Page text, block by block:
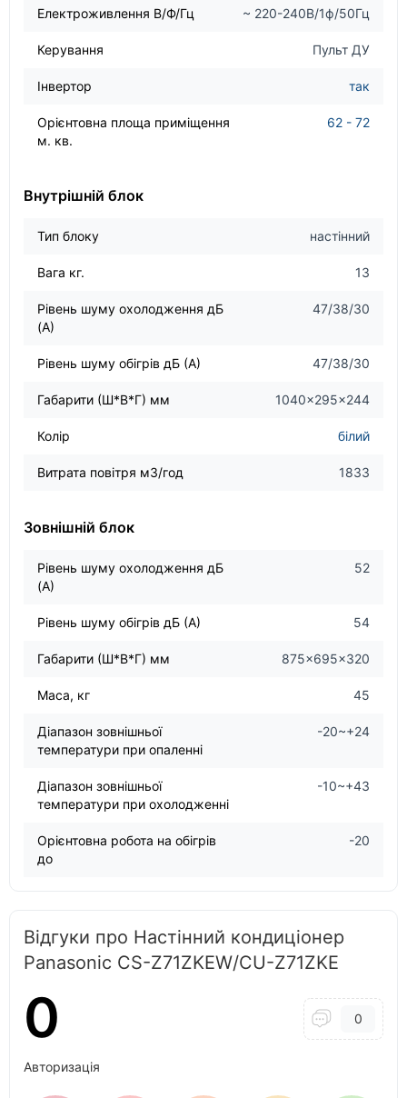
Електроживлення В/Ф/Гц ~ 220-240В/1ф/50Гц
Керування Пульт ДУ
Інвертор так
Орієнтовна площа приміщення
м. кв.
62 - 72
Внутрішній блок
Тип блоку настінний
Вага кг. 13
Рівень шуму охолодження дБ
(А)
47/38/30
Рівень шуму обігрів дБ (А) 47/38/30
Габарити (Ш*В*Г) мм 1040×295×244
Колір білий
Витрата повітря м3/год 1833
Зовнішній блок
Рівень шуму охолодження дБ
(А)
52
Рівень шуму обігрів дБ (А) 54
Габарити (Ш*В*Г) мм 875×695×320
Маса, кг 45
Діапазон зовнішньої
температури при опаленні
-20~+24
Діапазон зовнішньої
температури при охолодженні
-10~+43
Орієнтовна робота на обігрів
до
-20
Відгуки про Настінний кондиціонер
Panasonic CS-Z71ZKEW/CU-Z71ZKE
0 0
Авторизація